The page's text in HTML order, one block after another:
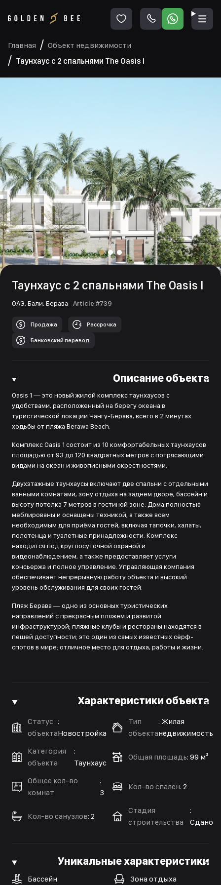
Главная
Объект недвижимости
Таунхаус с 2 спальнями The Oasis I
Таунхаус с 2 спальнями The Oasis I
ОАЭ, Бали, Берава Article #739
Продажа Рассрочка
Банковский перевод
Описание объекта
Oasis 1 — это новый жилой комплекс таунхаусов с
удобствами, расположенный на берегу океана в
туристической локации Чангу-Берава, всего в 2 минутах
ходьбы от пляжа Berawa Beach.
Комплекс Oasis 1 состоит из 10 комфортабельных таунхаусов
площадью от 93 до 120 квадратных метров с потрясающими
видами на океан и живописными окрестностями.
Двухэтажные таунхаусы включают две спальни с отдельными
ванными комнатами, зону отдыха на заднем дворе, бассейн и
высоту потолка 7 метров в гостиной зоне. Дома полностью
меблированы и оснащены техникой, а также всем
необходимым для приёма гостей, включая тапочки, халаты,
полотенца и туалетные принадлежности. Комплекс
находится под круглосуточной охраной и
видеонаблюдением, а также предоставляет услуги
консьержа и полное управление. Управляющая компания
обеспечивает непрерывную работу объекта и высокий
уровень обслуживания для своих гостей.
Пляж Берава — одно из основных туристических
направлений с прекрасным пляжем и развитой
инфраструктурой; пляжные клубы и рестораны находятся в
пешей доступности; это один из самых известных сёрф-
спотов в мире; отличное место для отдыха, работы и жизни.
Характеристики объекта
Статус
объекта
:
Новостройка
Тип
объекта
: Жилая
недвижимость
Категория
объекта
:
Таунхаус
Общая площадь: 99 м²
Общее кол-во
комнат
:
3
Кол-во спален: 2
Кол-во санузлов: 2
Стадия
строительства
:
Сдано
Уникальные характеристики
Бассейн Зона отдыха